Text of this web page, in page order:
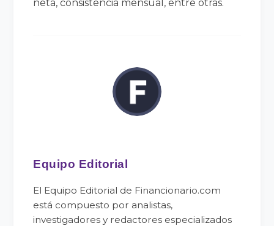
neta, consistencia mensual, entre otras.
Equipo Editorial
El Equipo Editorial de Financionario.com
está compuesto por analistas,
investigadores y redactores especializados